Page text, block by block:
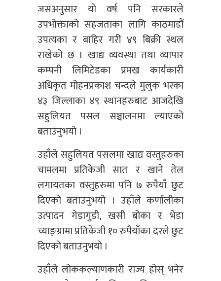
जसअनुसार यो वर्ष पनि सरकारले
उपभोक्ताको सहजताका लागि काठमाडौं
उपत्यका र बाहिर गरी ४९ बिक्री स्थल
राखेको छ । खाद्य व्यवस्था तथा व्यापार
कम्पनी लिमिटेडका प्रमख कार्यकारी
अधिकृत मोहनप्रकाश चन्दले मुलुक भरका
४३ जिल्लाका ४९ स्थानहरुबाट आजदेखि
सहुलियत पसल सञ्चालनमा ल्याएको
बताउनुभयो ।
उहाँले सहुलियत पसलमा खाद्य वस्तुहरुका
चामलमा प्रतिकेजी सात र खाने तेल
लगायतका वस्तुहरुमा पनि ७ रुपैयाँ छुट
दिएको बताउनुभयो । उहाँले कर्णालीका
उत्पादन गेडागुडी, खसी बोका र भेडा
च्याङ्ग्रामा प्रतिकेजी १० रुपैयाँका दरले छुट
दिएको बताउनुभयो ।
उहाँले लोककल्याणकारी राज्य होस् भनेर